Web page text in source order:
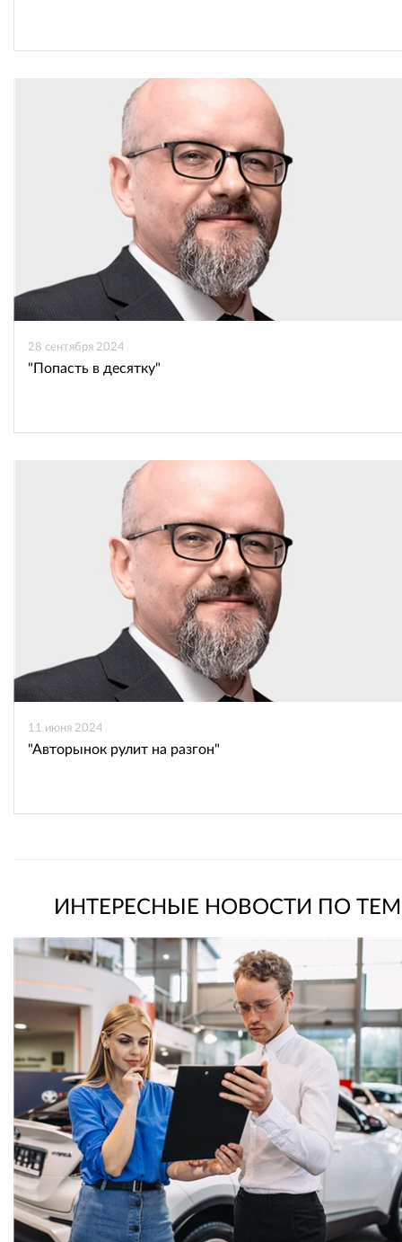
28 сентября 2024
"Попасть в десятку"
11 июня 2024
"Авторынок рулит на разгон"
ИНТЕРЕСНЫЕ НОВОСТИ ПО